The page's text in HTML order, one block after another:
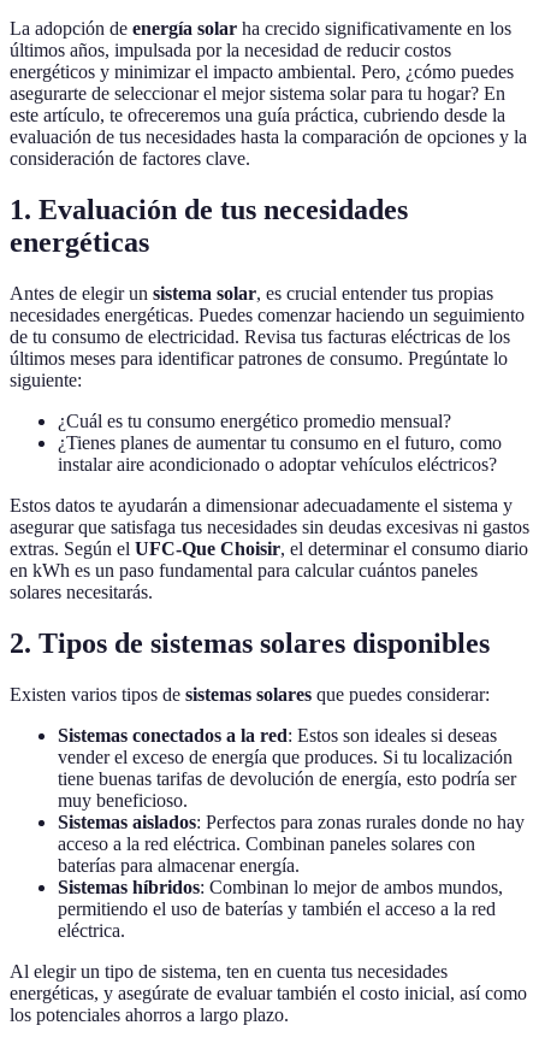
La adopción de energía solar ha crecido significativamente en los
últimos años, impulsada por la necesidad de reducir costos
energéticos y minimizar el impacto ambiental. Pero, ¿cómo puedes
asegurarte de seleccionar el mejor sistema solar para tu hogar? En
este artículo, te ofreceremos una guía práctica, cubriendo desde la
evaluación de tus necesidades hasta la comparación de opciones y la
consideración de factores clave.
1. Evaluación de tus necesidades
energéticas
Antes de elegir un sistema solar, es crucial entender tus propias
necesidades energéticas. Puedes comenzar haciendo un seguimiento
de tu consumo de electricidad. Revisa tus facturas eléctricas de los
últimos meses para identificar patrones de consumo. Pregúntate lo
siguiente:
¿Cuál es tu consumo energético promedio mensual?
¿Tienes planes de aumentar tu consumo en el futuro, como
instalar aire acondicionado o adoptar vehículos eléctricos?
Estos datos te ayudarán a dimensionar adecuadamente el sistema y
asegurar que satisfaga tus necesidades sin deudas excesivas ni gastos
extras. Según el UFC-Que Choisir, el determinar el consumo diario
en kWh es un paso fundamental para calcular cuántos paneles
solares necesitarás.
2. Tipos de sistemas solares disponibles
Existen varios tipos de sistemas solares que puedes considerar:
Sistemas conectados a la red: Estos son ideales si deseas
vender el exceso de energía que produces. Si tu localización
tiene buenas tarifas de devolución de energía, esto podría ser
muy beneficioso.
Sistemas aislados: Perfectos para zonas rurales donde no hay
acceso a la red eléctrica. Combinan paneles solares con
baterías para almacenar energía.
Sistemas híbridos: Combinan lo mejor de ambos mundos,
permitiendo el uso de baterías y también el acceso a la red
eléctrica.
Al elegir un tipo de sistema, ten en cuenta tus necesidades
energéticas, y asegúrate de evaluar también el costo inicial, así como
los potenciales ahorros a largo plazo.